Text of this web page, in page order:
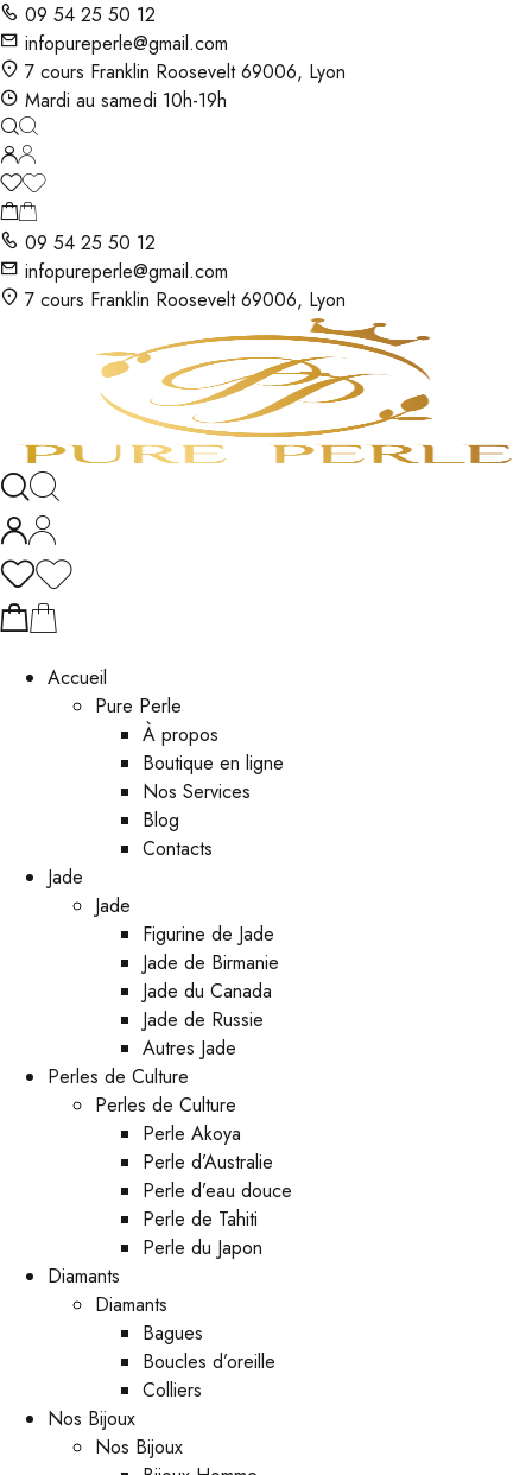
09 54 25 50 12
infopureperle@gmail.com
7 cours Franklin Roosevelt 69006, Lyon
Mardi au samedi 10h-19h
09 54 25 50 12
infopureperle@gmail.com
7 cours Franklin Roosevelt 69006, Lyon
Accueil
Pure Perle
À propos
Boutique en ligne
Nos Services
Blog
Contacts
Jade
Jade
Figurine de Jade
Jade de Birmanie
Jade du Canada
Jade de Russie
Autres Jade
Perles de Culture
Perles de Culture
Perle Akoya
Perle d’Australie
Perle d’eau douce
Perle de Tahiti
Perle du Japon
Diamants
Diamants
Bagues
Boucles d’oreille
Colliers
Nos Bijoux
Nos Bijoux